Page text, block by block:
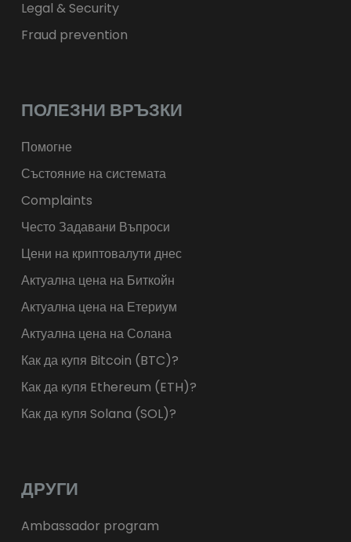
Legal & Security
Fraud prevention
ПОЛЕЗНИ ВРЪЗКИ
Помогне
Състояние на системата
Complaints
Често Задавани Въпроси
Цени на криптовалути днес
Актуална цена на Биткойн
Актуална цена на Етериум
Актуална цена на Солана
Как да купя Bitcoin (BTC)?
Как да купя Ethereum (ETH)?
Как да купя Solana (SOL)?
ДРУГИ
Ambassador program